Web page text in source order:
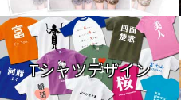
Tシャツデザイン